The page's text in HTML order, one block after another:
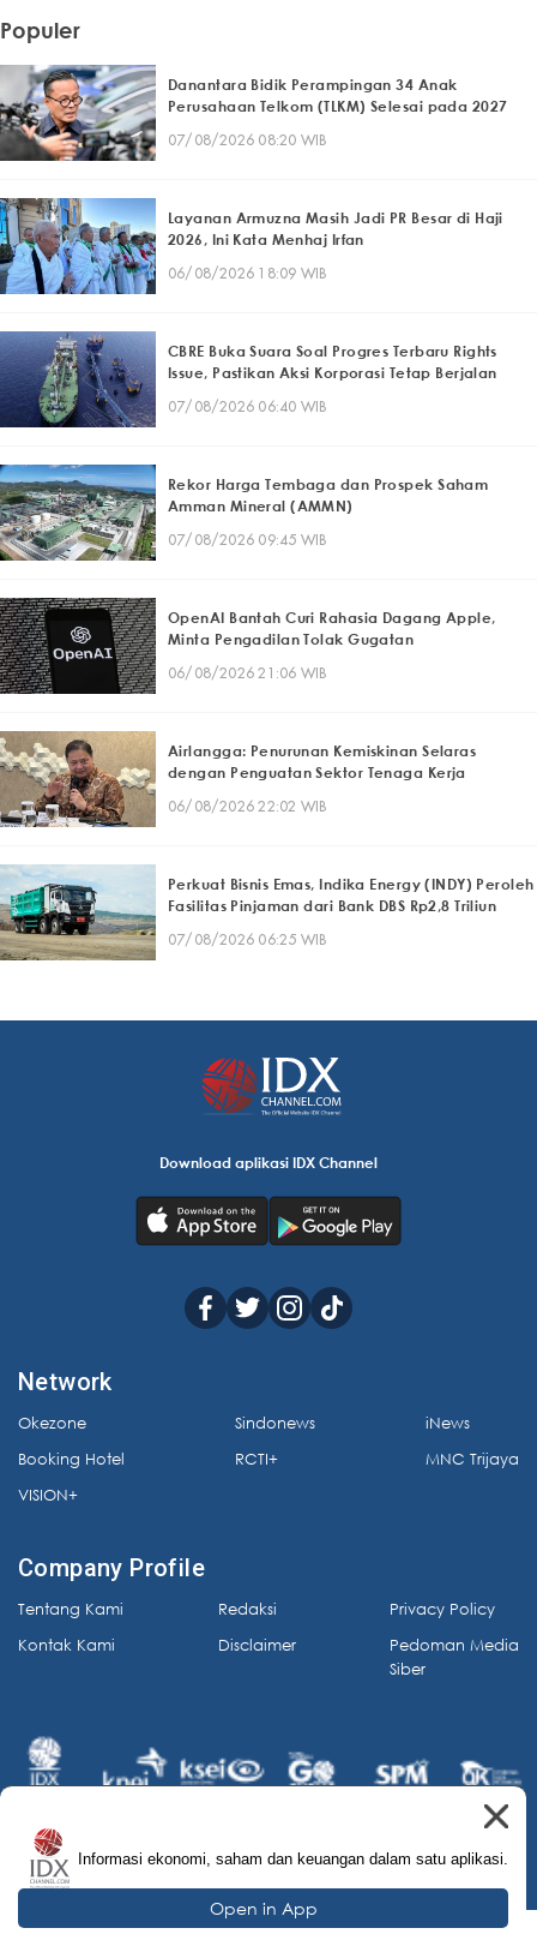
Populer
Danantara Bidik Perampingan 34 Anak
Perusahaan Telkom (TLKM) Selesai pada 2027
07/08/2026 08:20 WIB
Layanan Armuzna Masih Jadi PR Besar di Haji
2026, Ini Kata Menhaj Irfan
06/08/2026 18:09 WIB
CBRE Buka Suara Soal Progres Terbaru Rights
Issue, Pastikan Aksi Korporasi Tetap Berjalan
07/08/2026 06:40 WIB
Rekor Harga Tembaga dan Prospek Saham
Amman Mineral (AMMN)
07/08/2026 09:45 WIB
OpenAI Bantah Curi Rahasia Dagang Apple,
Minta Pengadilan Tolak Gugatan
06/08/2026 21:06 WIB
Airlangga: Penurunan Kemiskinan Selaras
dengan Penguatan Sektor Tenaga Kerja
06/08/2026 22:02 WIB
Perkuat Bisnis Emas, Indika Energy (INDY) Peroleh
Fasilitas Pinjaman dari Bank DBS Rp2,8 Triliun
07/08/2026 06:25 WIB
Download aplikasi IDX Channel
Network
Okezone
Booking Hotel
VISION+
Sindonews
RCTI+
iNews
MNC Trijaya
Company Profile
Tentang Kami
Kontak Kami
Redaksi
Disclaimer
Privacy Policy
Pedoman Media
Siber
© 2026 IDX Channel. All Rights Reserved.
Informasi ekonomi, saham dan keuangan dalam satu aplikasi.
Open in App